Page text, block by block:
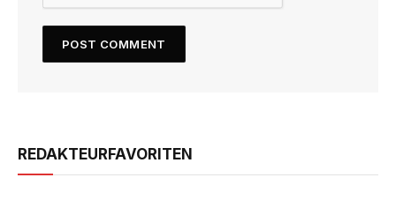
REDAKTEURFAVORITEN